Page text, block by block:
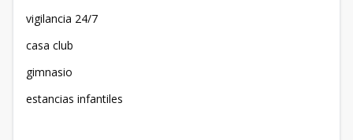
vigilancia 24/7
casa club
gimnasio
estancias infantiles